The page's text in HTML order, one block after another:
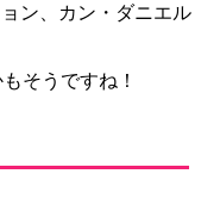
ン、カン・ダニエル
そうですね！